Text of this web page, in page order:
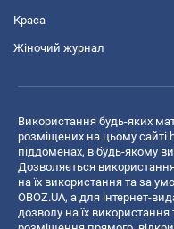
Краса
Жіночий журнал
Використання будь-яких
розміщених на цьому сайті
піддоменах, в будь-якому
Дозволяється
на їх використання та за
OBOZ.UA, а для інтернет-
дозволу на їх